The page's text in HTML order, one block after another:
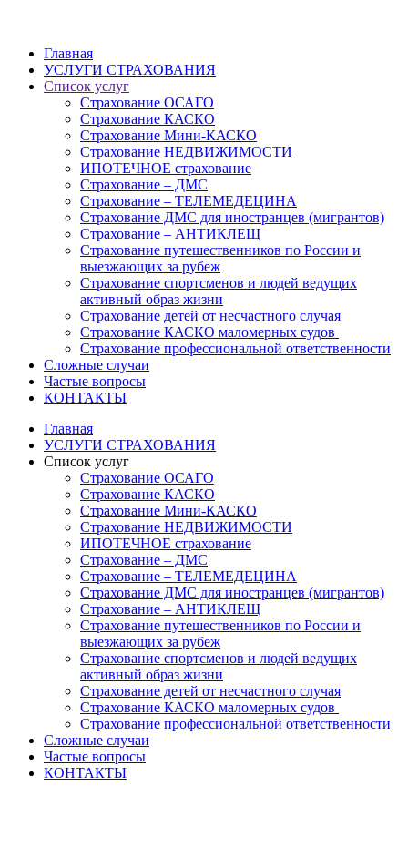
Главная
УСЛУГИ СТРАХОВАНИЯ
Список услуг
Страхование ОСАГО
Страхование КАСКО
Страхование Мини-КАСКО
Страхование НЕДВИЖИМОСТИ
ИПОТЕЧНОЕ страхование
Страхование – ДМС
Страхование – ТЕЛЕМЕДЕЦИНА
Страхование ДМС для иностранцев (мигрантов)
Страхование – АНТИКЛЕЩ
Страхование путешественников по России и
выезжающих за рубеж
Страхование спортсменов и людей ведущих
активный образ жизни
Страхование детей от несчастного случая
Страхование КАСКО маломерных судов
Страхование профессиональной ответственности
Сложные случаи
Частые вопросы
КОНТАКТЫ
Главная
УСЛУГИ СТРАХОВАНИЯ
Список услуг
Страхование ОСАГО
Страхование КАСКО
Страхование Мини-КАСКО
Страхование НЕДВИЖИМОСТИ
ИПОТЕЧНОЕ страхование
Страхование – ДМС
Страхование – ТЕЛЕМЕДЕЦИНА
Страхование ДМС для иностранцев (мигрантов)
Страхование – АНТИКЛЕЩ
Страхование путешественников по России и
выезжающих за рубеж
Страхование спортсменов и людей ведущих
активный образ жизни
Страхование детей от несчастного случая
Страхование КАСКО маломерных судов
Страхование профессиональной ответственности
Сложные случаи
Частые вопросы
КОНТАКТЫ